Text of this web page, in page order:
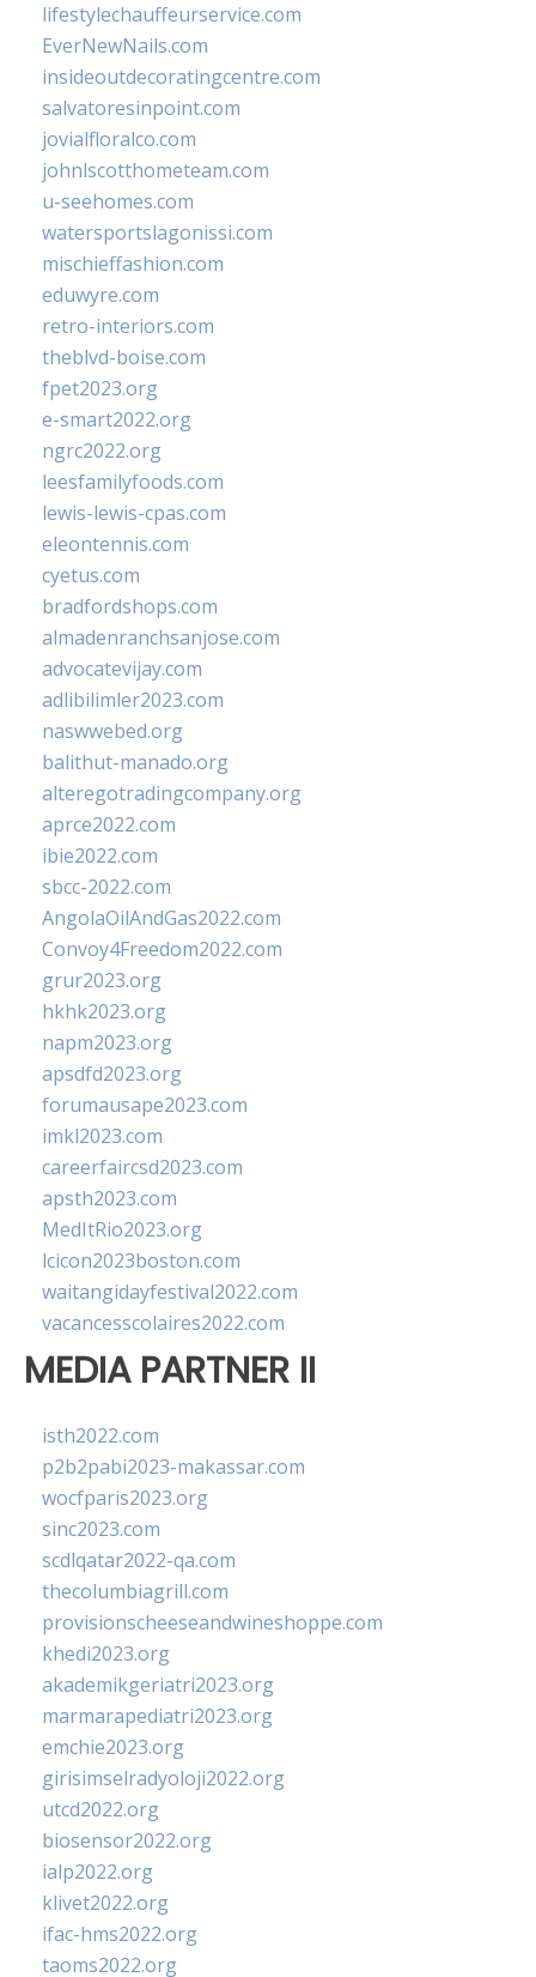
lifestylechauffeurservice.com
EverNewNails.com
insideoutdecoratingcentre.com
salvatoresinpoint.com
jovialfloralco.com
johnlscotthometeam.com
u-seehomes.com
watersportslagonissi.com
mischieffashion.com
eduwyre.com
retro-interiors.com
theblvd-boise.com
fpet2023.org
e-smart2022.org
ngrc2022.org
leesfamilyfoods.com
lewis-lewis-cpas.com
eleontennis.com
cyetus.com
bradfordshops.com
almadenranchsanjose.com
advocatevijay.com
adlibilimler2023.com
naswwebed.org
balithut-manado.org
alteregotradingcompany.org
aprce2022.com
ibie2022.com
sbcc-2022.com
AngolaOilAndGas2022.com
Convoy4Freedom2022.com
grur2023.org
hkhk2023.org
napm2023.org
apsdfd2023.org
forumausape2023.com
imkl2023.com
careerfaircsd2023.com
apsth2023.com
MedItRio2023.org
lcicon2023boston.com
waitangidayfestival2022.com
vacancesscolaires2022.com
MEDIA PARTNER II
isth2022.com
p2b2pabi2023-makassar.com
wocfparis2023.org
sinc2023.com
scdlqatar2022-qa.com
thecolumbiagrill.com
provisionscheeseandwineshoppe.com
khedi2023.org
akademikgeriatri2023.org
marmarapediatri2023.org
emchie2023.org
girisimselradyoloji2022.org
utcd2022.org
biosensor2022.org
ialp2022.org
klivet2022.org
ifac-hms2022.org
taoms2022.org